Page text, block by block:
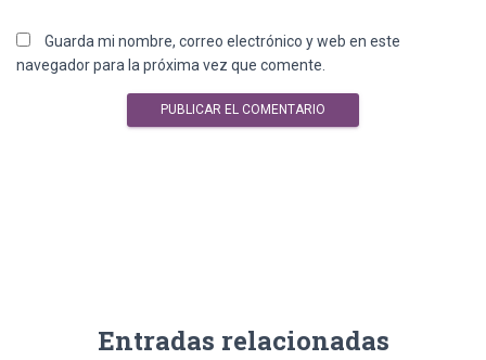
Guarda mi nombre, correo electrónico y web en este
navegador para la próxima vez que comente.
Entradas relacionadas